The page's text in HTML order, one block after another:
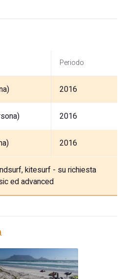
Periodo
2016
2016
2016
kitesurf - su richiesta
ed advanced